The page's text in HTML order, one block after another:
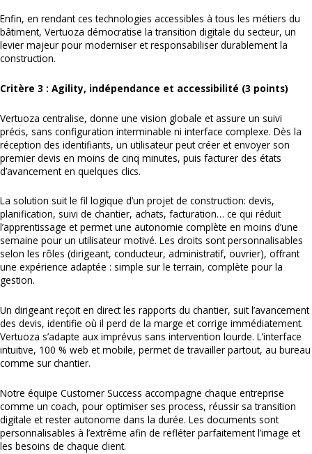
Enfin, en rendant ces technologies accessibles à tous les métiers du
bâtiment, Vertuoza démocratise la transition digitale du secteur, un
levier majeur pour moderniser et responsabiliser durablement la
construction.
Critère 3 : Agility, indépendance et accessibilité (3 points)
Vertuoza centralise, donne une vision globale et assure un suivi
précis, sans configuration interminable ni interface complexe. Dès la
réception des identifiants, un utilisateur peut créer et envoyer son
premier devis en moins de cinq minutes, puis facturer des états
d’avancement en quelques clics.
La solution suit le fil logique d’un projet de construction: devis,
planification, suivi de chantier, achats, facturation… ce qui réduit
l’apprentissage et permet une autonomie complète en moins d’une
semaine pour un utilisateur motivé. Les droits sont personnalisables
selon les rôles (dirigeant, conducteur, administratif, ouvrier), offrant
une expérience adaptée : simple sur le terrain, complète pour la
gestion.
Un dirigeant reçoit en direct les rapports du chantier, suit l’avancement
des devis, identifie où il perd de la marge et corrige immédiatement.
Vertuoza s’adapte aux imprévus sans intervention lourde. L’interface
intuitive, 100 % web et mobile, permet de travailler partout, au bureau
comme sur chantier.
Notre équipe Customer Success accompagne chaque entreprise
comme un coach, pour optimiser ses process, réussir sa transition
digitale et rester autonome dans la durée. Les documents sont
personnalisables à l’extrême afin de refléter parfaitement l’image et
les besoins de chaque client.